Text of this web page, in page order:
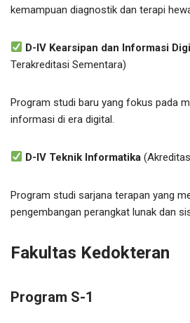
kemampuan diagnostik dan terapi
D-IV Kearsipan dan Informasi
Terakreditasi Sementara)
Program studi baru yang fokus pada
informasi di era digital.
D-IV Teknik Informatika
Program studi sarjana terapan yang
pengembangan perangkat lunak dan
Fakultas Kedokteran
Program S-1